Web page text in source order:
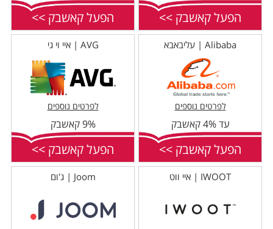
הפעל קאשבק >> הפעל קאשבק >>
Alibaba | עליבאבא
לפרטים נוספים
עד 4% קאשבק
הפעל קאשבק >>
AVG | איי וי גי
לפרטים נוספים
9% קאשבק
הפעל קאשבק >>
IWOOT | איי ווט Joom | ג'ום